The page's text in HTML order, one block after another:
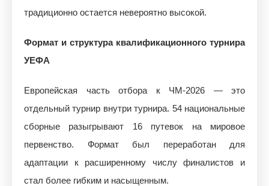
традиционно остается невероятно высокой.
Формат и структура квалификационного турнира
УЕФА
Европейская часть отбора к ЧМ-2026 — это
отдельный турнир внутри турнира. 54 национальные
сборные разыгрывают 16 путевок на мировое
первенство. Формат был переработан для
адаптации к расширенному числу финалистов и
стал более гибким и насыщенным.